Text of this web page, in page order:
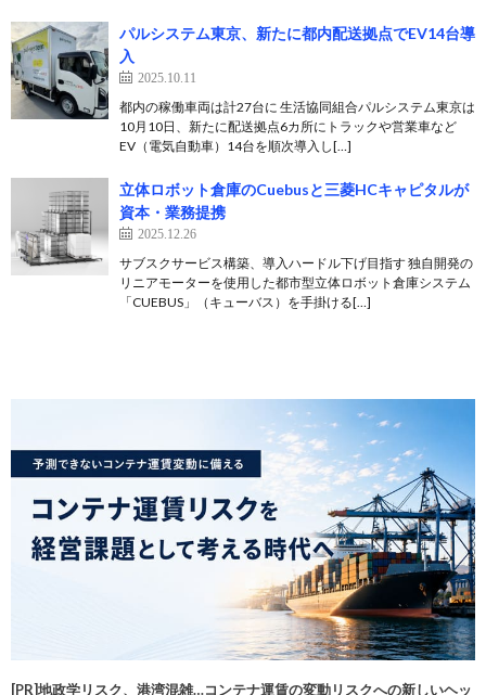
パルシステム東京、新たに都内配送拠点でEV14台導
入
2025.10.11
都内の稼働車両は計27台に 生活協同組合パルシステム東京は
10月10日、新たに配送拠点6カ所にトラックや営業車など
EV（電気自動車）14台を順次導入し[…]
立体ロボット倉庫のCuebusと三菱HCキャピタルが
資本・業務提携
2025.12.26
サブスクサービス構築、導入ハードル下げ目指す 独自開発の
リニアモーターを使用した都市型立体ロボット倉庫システム
「CUEBUS」（キューバス）を手掛ける[…]
[PR]地政学リスク、港湾混雑…コンテナ運賃の変動リスクへの新しいヘッ